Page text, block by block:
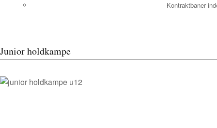
Kontraktbaner
Junior holdkampe